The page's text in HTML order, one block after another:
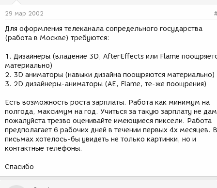
м
д
н
и
29 мар 2002
Для оформления телеканала сопредельного государства
(работа в Москве) требуются:
1. Дизайнеры (владение 3D, AfterEffects или Flame
материально)
2. 3D аниматоры (навыки дизайна поощряются материально)
3. 2D дизайнеры-аниматоры (AE, Flame, те-же поощрения)
Есть возможность роста зарплаты. Работа как минимум на
полгода, максимум на год. Учиться за такую зарплату не
пожалуйста трезво оценивайте имеющиеся пиксели. Работа
предполагает 6 рабочих дней в течении первых 4х месяцев. В
письмах хотелось-бы увидеть не только картинки, но и
контактные телефоны.
Спасибо